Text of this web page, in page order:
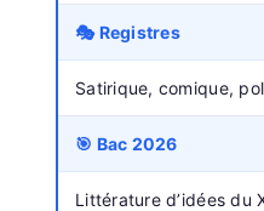
🎭 Registres
Satirique, comique,
🎯 Bac 2026
Littérature d’idées du